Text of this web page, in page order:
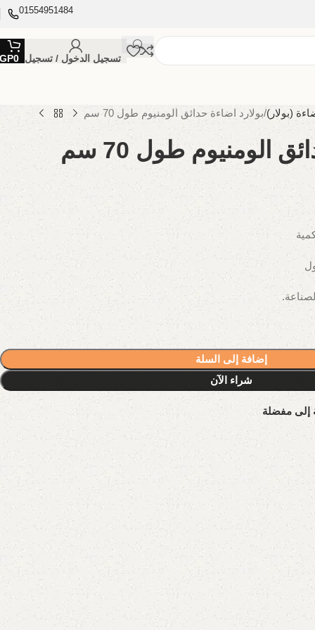
01554951484
تسجيل الدخول / تسجيل 0
(بولار) بولارد اضاءة حدائق الومنيوم طول 70 سم
الومنيوم طول 70 سم
إضافة إلى السلة
شراء الآن
إلى مفضلة